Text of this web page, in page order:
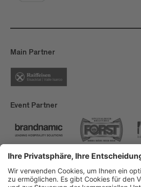
Main Partner
Event Partner